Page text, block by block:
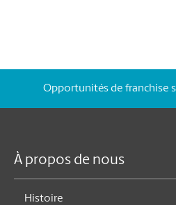
Opportunités de franchise
À propos de nous
Histoire